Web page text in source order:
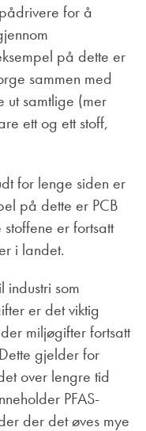
for å
på dette er
sammen med
samtlige (mer
ett og ett stoff,
for lenge siden er
på dette er PCB
stoffene er fortsatt
i landet.
industri som
er det viktig
miljøgifter fortsatt
gjelder for
over lengre tid
PFAS-
der det øves mye